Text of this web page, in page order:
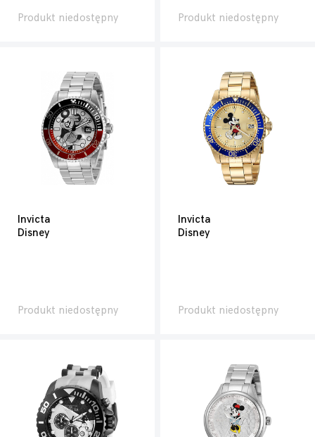
Produkt niedostępny Produkt niedostępny
Invicta
Disney
Produkt niedostępny
Invicta
Disney
Produkt niedostępny